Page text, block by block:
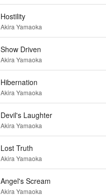
Hostility
Akira Yamaoka
Show Driven
Akira Yamaoka
Hibernation
Akira Yamaoka
Devil's Laughter
Akira Yamaoka
Lost Truth
Akira Yamaoka
Angel's Scream
Akira Yamaoka